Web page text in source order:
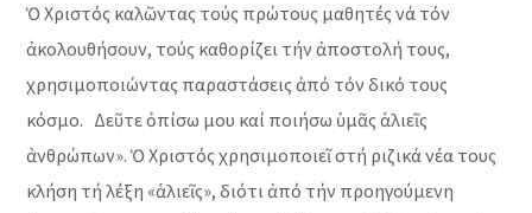
Ὁ Χριστός καλῶντας τούς πρώτους μαθητές νά τόν
ἀκολουθήσουν, τούς καθορίζει τήν ἀποστολή τους,
χρησιμοποιώντας παραστάσεις ἀπό τόν δικό τους
κόσμο. Δεῦτε ὀπίσω μου καί ποιήσω ὑμᾶς ἁλιεῖς
ἀνθρώπων». Ὁ Χριστός χρησιμοποιεῖ στή ριζικά νέα τους
κλήση τή λέξη «ἁλιεῖς», διότι ἀπό τήν προηγούμενη